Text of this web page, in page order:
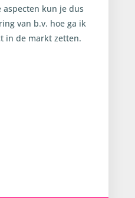
kun je dus
van b.v. hoe ga ik
in de markt zetten.